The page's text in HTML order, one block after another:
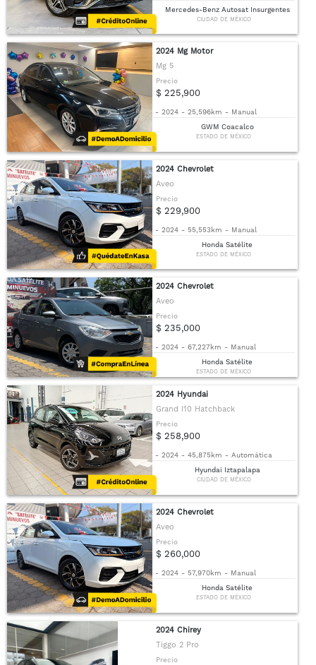
Mercedes-Benz Autosat Insurgentes
CIUDAD DE MÉXICO
2024 Mg Motor
Mg 5
Precio
$ 225,900
- 2024 - 25,596km - Manual
GWM Coacalco
ESTADO DE MÉXICO
2024 Chevrolet
Aveo
Precio
$ 229,900
- 2024 - 55,553km - Manual
Honda Satélite
ESTADO DE MÉXICO
2024 Chevrolet
Aveo
Precio
$ 235,000
- 2024 - 67,227km - Manual
Honda Satélite
ESTADO DE MÉXICO
2024 Hyundai
Grand I10 Hatchback
Precio
$ 258,900
- 2024 - 45,875km - Automática
Hyundai Iztapalapa
CIUDAD DE MÉXICO
2024 Chevrolet
Aveo
Precio
$ 260,000
- 2024 - 57,970km - Manual
Honda Satélite
ESTADO DE MÉXICO
2024 Chirey
Tiggo 2 Pro
Precio